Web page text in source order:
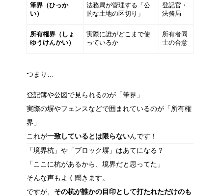
筆界（ひっか
い）
法務局が管理する「公
的な土地の区切り」
登記官・
法務局
所有権界（しょ
ゆうけんかい）
実際に誰がどこまで使
っているか
所有者同
士の合意
つまり…
登記簿や公図で見られるのが「筆界」
実際の塀やフェンスなどで囲まれているのが「所有権
界」
これが一致しているとは限らないんです！
「境界杭」や「ブロック塀」はあてになる？
「ここに杭があるから、境界だと思ってた」
そんな声もよく聞きます。
ですが、 その杭が誰かの目印として打たれただけのも